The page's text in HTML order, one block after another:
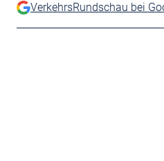
VerkehrsRundschau bei